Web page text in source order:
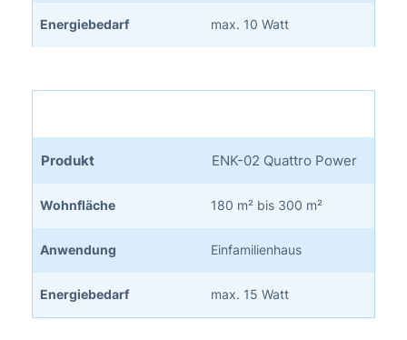
Energiebedarf max. 10 Watt
Produkt ENK-02 Quattro Power
Wohnfläche 180 m² bis 300 m²
Anwendung Einfamilienhaus
Energiebedarf max. 15 Watt